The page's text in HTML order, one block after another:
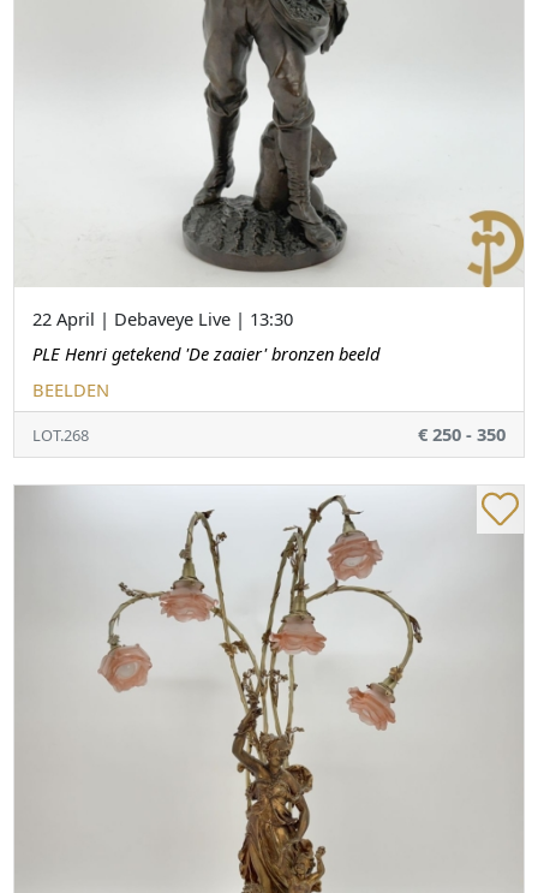
22 April | Debaveye Live | 13:30
PLE Henri getekend 'De zaaier' bronzen beeld
BEELDEN
LOT.268 € 250 - 350